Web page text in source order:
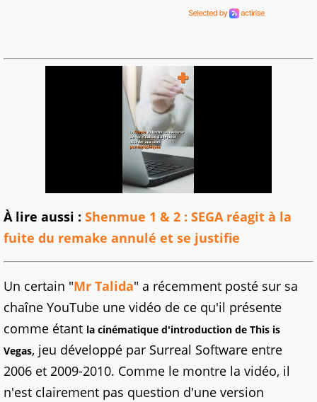
À lire aussi : Shenmue 1 & 2 : SEGA réagit à la
fuite du remake annulé et se justifie
Un certain "Mr Talida" a récemment posté sur sa
chaîne YouTube une vidéo de ce qu'il présente
comme étant la cinématique d'introduction de This is
Vegas, jeu développé par Surreal Software entre
2006 et 2009-2010. Comme le montre la vidéo, il
n'est clairement pas question d'une version